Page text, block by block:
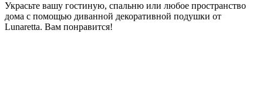
Украсьте вашу гостиную, спальню или любое пространство
дома с помощью диванной декоративной подушки от
Lunaretta. Вам понравится!